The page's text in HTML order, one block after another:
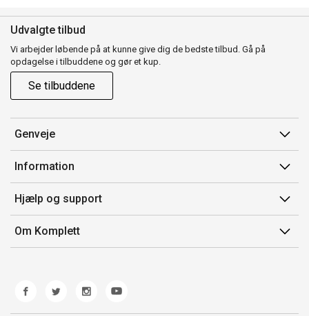
Udvalgte tilbud
Vi arbejder løbende på at kunne give dig de bedste tilbud. Gå på
opdagelse i tilbuddene og gør et kup.
Se tilbuddene
Genveje
Min side
Ordrehistorik
Gavekort
Information
Salgsbetingelser
Mærker/producent
Fortrydelsesret
Hjælp og support
Kontakt os
Kundeservice
Fejl/Mangler
Fragt og levering
Om Komplett